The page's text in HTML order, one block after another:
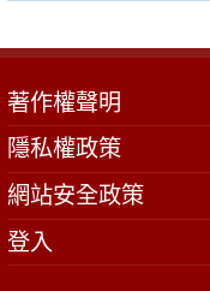
著作權聲明
隱私權政策
網站安全政策
登入